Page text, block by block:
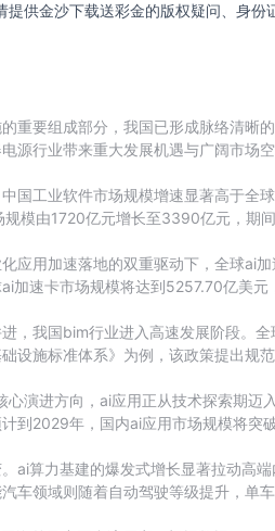
提供金沙下载送彩金的版权疑问、身
重要组成部分，我国已形成脉络清晰
源行业带来重大发展机遇与广阔市场
国工业软件市场规模增速显著高于
模由1720亿元增长至3390亿元，期间
应用加速落地的双重驱动下，全球ai
加速卡市场规模将达到5257.70亿美
，我国bim行业进入高速发展阶段。
设施标准体系》为例，该政策提出规
心演进方向，ai应用正从技术探索期
到2029年，国内ai应用市场规模将突破
ai算力基建的爆发式增长显著拉动高
车领域则随着自动驾驶等级提升，